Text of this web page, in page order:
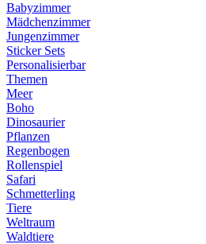
Babyzimmer
Mädchenzimmer
Jungenzimmer
Sticker Sets
Personalisierbar
Themen
Meer
Boho
Dinosaurier
Pflanzen
Regenbogen
Rollenspiel
Safari
Schmetterling
Tiere
Weltraum
Waldtiere